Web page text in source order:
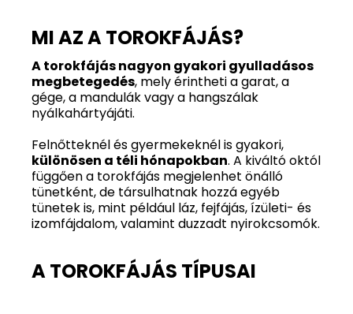
MI AZ A TOROKFÁJÁS?
A torokfájás nagyon gyakori gyulladásos
megbetegedés, mely érintheti a garat, a
gége, a mandulák vagy a hangszálak
nyálkahártyájáti.
Felnőtteknél és gyermekeknél is gyakori,
különösen a téli hónapokban. A kiváltó októl
függően a torokfájás megjelenhet önálló
tünetként, de társulhatnak hozzá egyéb
tünetek is, mint például láz, fejfájás, ízületi- és
izomfájdalom, valamint duzzadt nyirokcsomók.
A TOROKFÁJÁS TÍPUSAI